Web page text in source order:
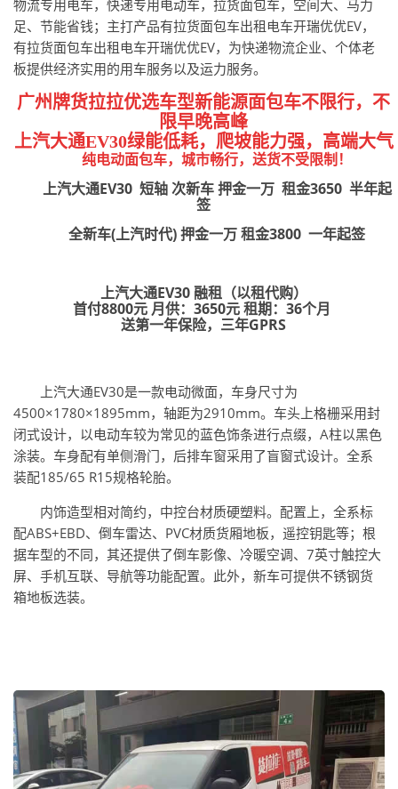
物流专用电车，快递专用电动车，拉货面包车，空间大、马力
足、节能省钱；主打产品有拉货面包车出租电车开瑞优优EV，
有拉货面包车出租电车开瑞优优EV，为快递物流企业、个体老
板提供经济实用的用车服务以及运力服务。
广州牌货拉拉优选车型新能源面包车不限行，不
限早晚高峰
上汽大通EV30绿能低耗，爬坡能力强，高端大气
纯电动面包车，城市畅行，送货不受限制！
上汽大通EV30 短轴 次新车 押金一万 租金3650 半年起
签
全新车(上汽时代) 押金一万 租金3800 一年起签
上汽大通EV30 融租（以租代购）
首付8800元 月供：3650元 租期：36个月
送第一年保险，三年GPRS
上汽大通EV30是一款电动微面，车身尺寸为
4500×1780×1895mm，轴距为2910mm。车头上格栅采用封
闭式设计，以电动车较为常见的蓝色饰条进行点缀，A柱以黑色
涂装。车身配有单侧滑门，后排车窗采用了盲窗式设计。全系
装配185/65 R15规格轮胎。
内饰造型相对简约，中控台材质硬塑料。配置上，全系标
配ABS+EBD、倒车雷达、PVC材质货厢地板，遥控钥匙等；根
据车型的不同，其还提供了倒车影像、冷暖空调、7英寸触控大
屏、手机互联、导航等功能配置。此外，新车可提供不锈钢货
箱地板选装。